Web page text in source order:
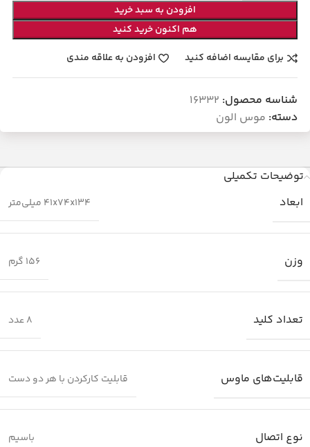
افزودن به سبد خرید
هم اکنون خرید کنید
برای مقایسه اضافه کنید
افزودن به علاقه مندی
شناسه محصول: 16332
دسته: موس الون
توضیحات تکمیلی
ابعاد
41x74x134 میلی‌متر
وزن 156 گرم
تعداد کلید 8 عدد
قابلیت‌های ماوس قابلیت کارکردن با هر دو دست
نوع اتصال باسیم